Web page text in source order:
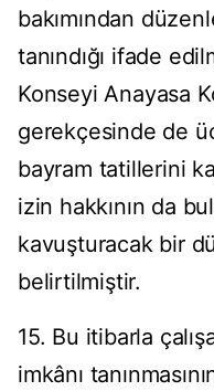
bakımından
tanındığı ifade
Konseyi Anayasa
gerekçesinde de
bayram tatillerini
izin hakkının da
kavuşturacak bir
belirtilmiştir.
15. Bu itibarla
imkânı